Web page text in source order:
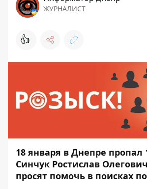
ЖУРНАЛИСТ
👍
18 января в Днепре пропал
Синчук Ростислав
просят помочь в поисках